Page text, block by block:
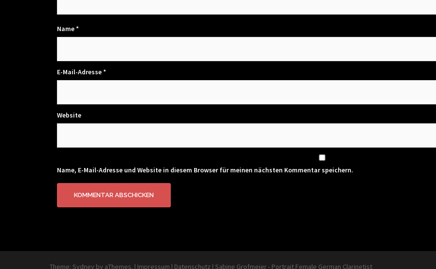
Name*
E-Mail-Adresse*
Website
Name, E-Mail-Adresse und Website in diesem Browser für meinen nächsten Kommentar speichern.
Theme: Sydney by aThemes. | Impressum | Datenschutz | Sabine Grofmeier - Portrait Female German Clarinetist